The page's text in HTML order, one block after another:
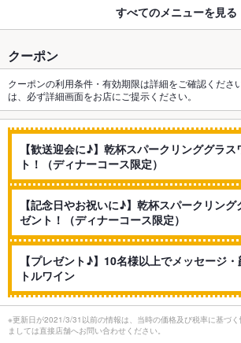
すべてのメニューを見る
クーポン
クーポンの利用条件・有効期限は詳細をご確認くださ
は、必ず詳細画面をお店にご提示ください。
【歓送迎会に♪】乾杯スパークリンググラ
ト！（ディナーコース限定）
【記念日やお祝いに♪】乾杯スパークリン
ゼント！（ディナーコース限定）
【プレゼント♪】10名様以上でメッセージ
トルワイン
※更新日が2021/3/31以前の情報は、当時の価格及び税率に基づ
ましては直接店舗へお問い合わせください。